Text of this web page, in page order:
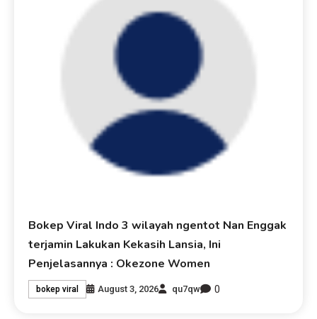
Bokep Viral Indo 3 wilayah ngentot Nan Enggak
terjamin Lakukan Kekasih Lansia, Ini
Penjelasannya : Okezone Women
bokep viral August 3, 2026 qu7qw 0